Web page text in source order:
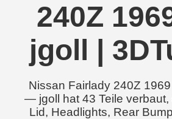
240Z
jgoll |
Nissan Fairlady 240Z
— jgoll hat 43 Teile verbaut,
Lid, Headlights, Rear